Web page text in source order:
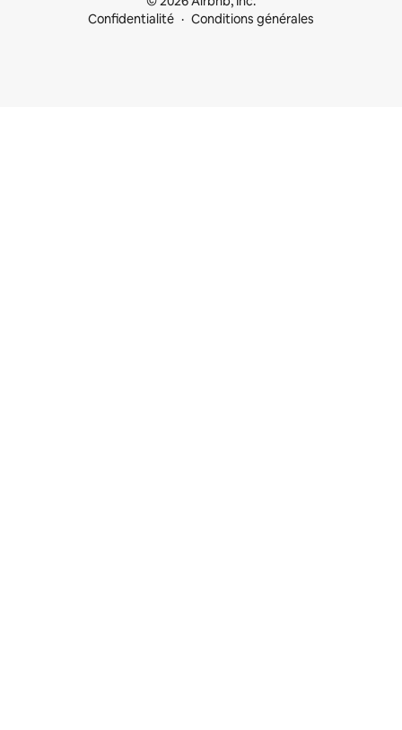
Confidentialité
Conditions générales